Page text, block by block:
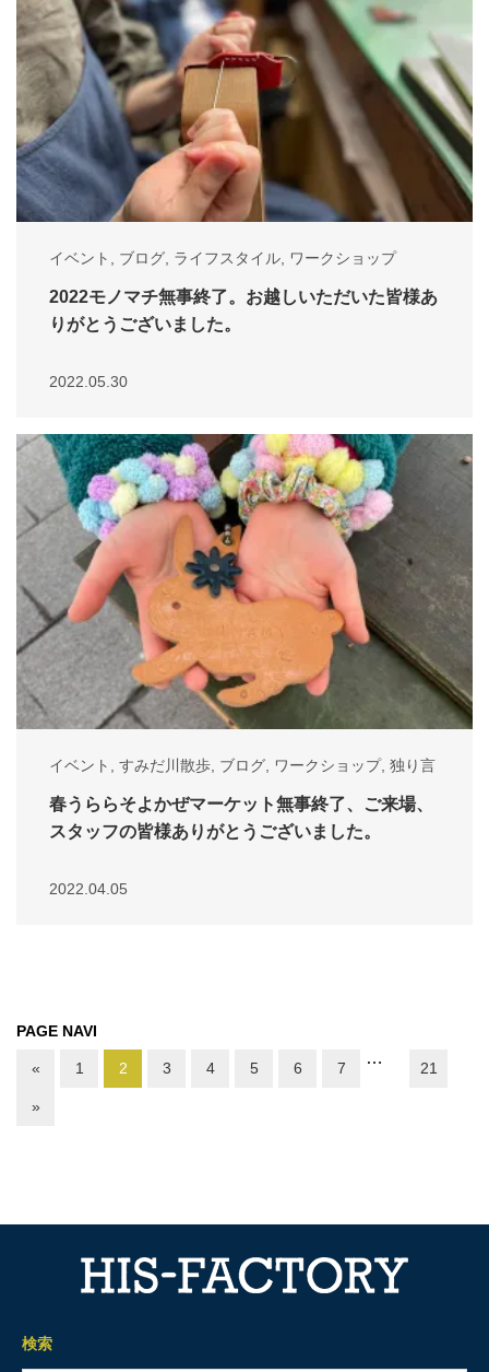
イベント ブログ ライフスタイル ワークショップ
2022モノマチ無事終了。お越しいただいた皆様あ
りがとうございました。
2022.05.30
イベント すみだ川散歩 ブログ ワークショップ, 独り言
春うららそよかぜマーケット無事終了、ご来場、
スタッフの皆様ありがとうございました。
2022.04.05
PAGE NAVI
« 1 2 3 4 5 6 7
…
21
»
検索